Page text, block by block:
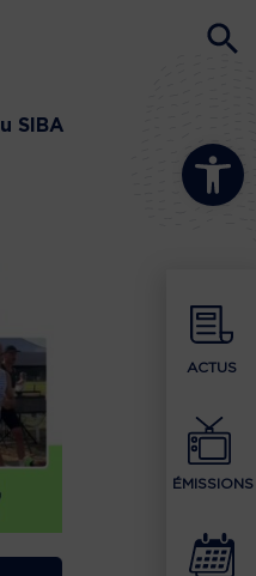
Ouvrir la
ACTUS
ÉMISSIONS
SIBA